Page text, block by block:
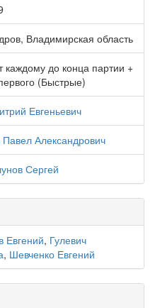
Владимирская область
каждому до конца партии +
(Быстрые)
Евгеньевич
Александрович
Сергей
Евгений, Гулевич
, Шевченко Евгений